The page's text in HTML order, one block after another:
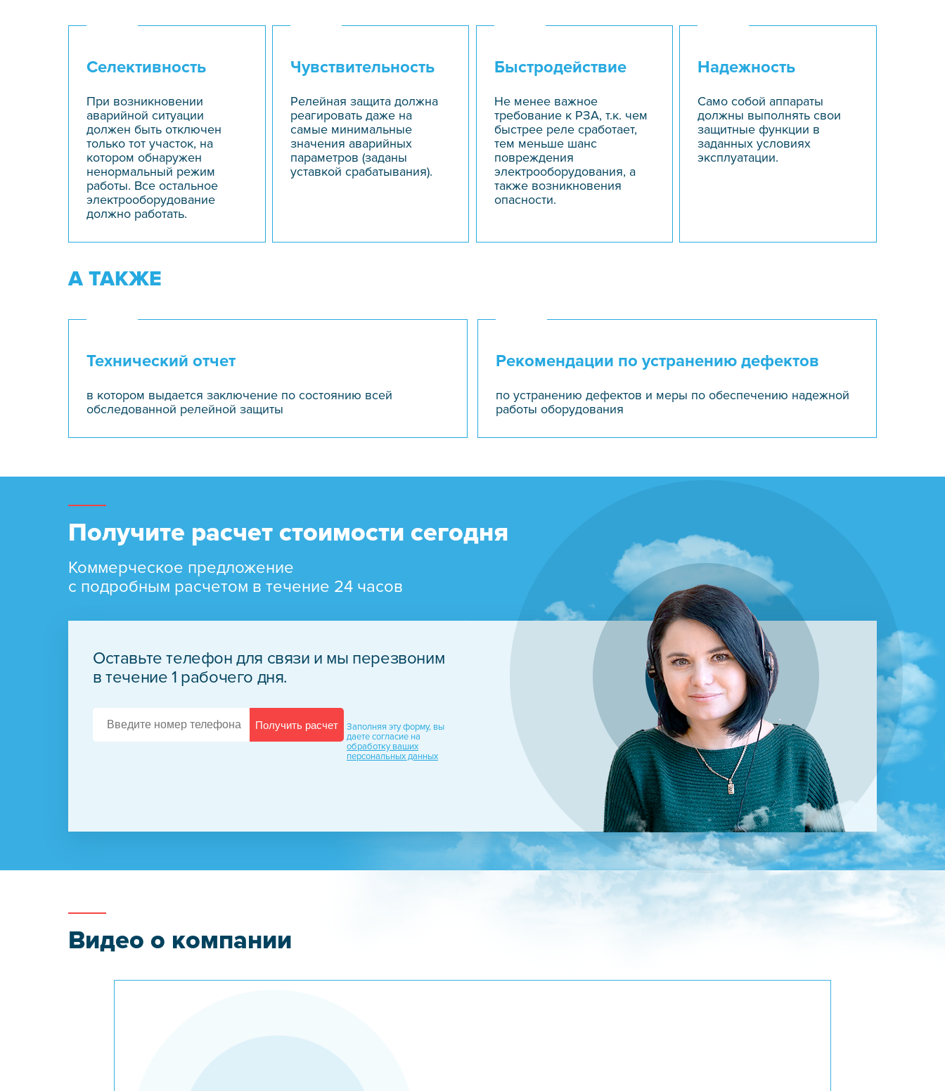
Селективность
При возникновении
аварийной ситуации
должен быть отключен
только тот участок, на
котором обнаружен
ненормальный режим
работы. Все остальное
электрооборудование
должно работать.
Чувствительность
Релейная защита должна
реагировать даже на
самые минимальные
значения аварийных
параметров (заданы
уставкой срабатывания).
Быстродействие
Не менее важное
требование к РЗА, т.к. чем
быстрее реле сработает,
тем меньше шанс
повреждения
электрооборудования, а
также возникновения
опасности.
Надежность
Само собой аппараты
должны выполнять свои
защитные функции в
заданных условиях
эксплуатации.
А ТАКЖЕ
Технический отчет
в котором выдается заключение по состоянию всей
обследованной релейной защиты
Рекомендации по устранению дефектов
по устранению дефектов и меры по обеспечению надежной
работы оборудования
Получите расчет стоимости сегодня
Коммерческое предложение
с подробным расчетом в течение 24 часов
Оставьте телефон для связи и мы перезвоним
в течение 1 рабочего дня.
Получить расчет
Заполняя эту форму, вы
даетесогласие на
обработкуваших
персональныхданных
Видео о компании